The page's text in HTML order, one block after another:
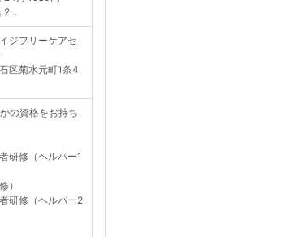
2...
ジフリーケアセ
区菊水元町1条4
の資格をお持ち
研修（ヘルパー1
）
研修（ヘルパー2